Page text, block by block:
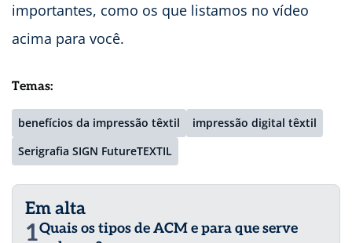
importantes, como os que listamos no vídeo
acima para você.
Temas:
benefícios da impressão têxtil
impressão digital têxtil
Serigrafia SIGN FutureTEXTIL
Em alta
1Quais os tipos de ACM e para que serve